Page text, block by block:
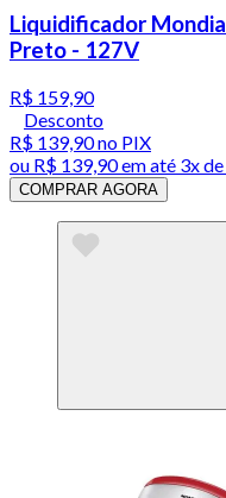
Liquidificador
Preto - 127V
R$ 159,90
Desconto
R$ 139,90no PIX
ou R$ 139,90em até 3x
COMPRAR AGORA